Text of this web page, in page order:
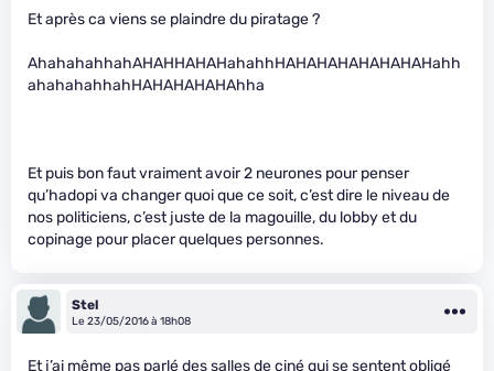
Et après ca viens se plaindre du piratage ?
AhahahahhahAHAHHAHAHahahhHAHAHAHAHAHAHAHahh
ahahahahhahHAHAHAHAHAhha
Et puis bon faut vraiment avoir 2 neurones pour penser
qu’hadopi va changer quoi que ce soit, c’est dire le niveau de
nos politiciens, c’est juste de la magouille, du lobby et du
copinage pour placer quelques personnes.
Stel
Le 23/05/2016 à 18h08
Et j’ai même pas parlé des salles de ciné qui se sentent obligé